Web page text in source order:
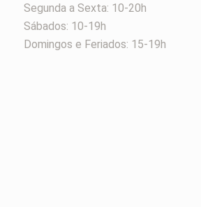
Segunda a Sexta: 10-20h
Sábados: 10-19h
Domingos e Feriados: 15-19h